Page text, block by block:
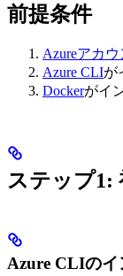
前提条件
Azureアカウ
Azure CLIが
Dockerがイ
ステップ1:
Azure CLIのイ